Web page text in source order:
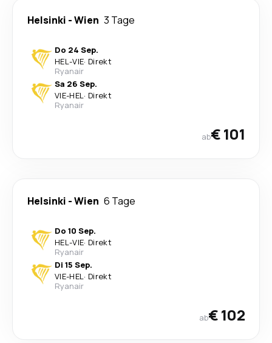
Helsinki -Wien 3 Tage
Do 24 Sep.
HEL-VIE· Direkt
Ryanair
Sa 26 Sep.
VIE-HEL· Direkt
Ryanair
ab€ 101
Helsinki -Wien 6 Tage
Do 10 Sep.
HEL-VIE· Direkt
Ryanair
Di 15 Sep.
VIE-HEL· Direkt
Ryanair
ab€ 102